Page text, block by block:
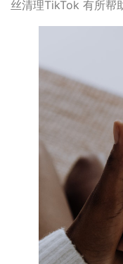
丝清理TikTok 有所帮